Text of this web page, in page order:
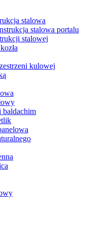
stalowa
stalowa portalu
stalowej
kulowej
baldachim